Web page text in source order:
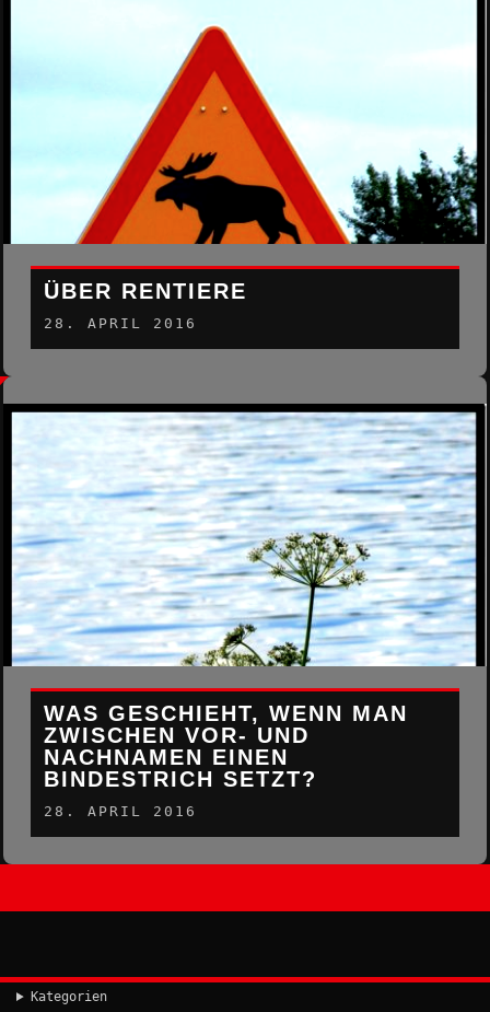
ÜBER RENTIERE
28. APRIL 2016
WAS GESCHIEHT, WENN MAN
ZWISCHEN VOR- UND
NACHNAMEN EINEN
BINDESTRICH SETZT?
28. APRIL 2016
Kategorien